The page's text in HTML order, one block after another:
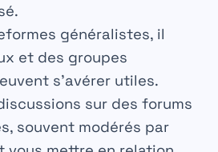
.
généralistes, il
et des groupes
s’avérer utiles.
sur des forums
souvent modérés par